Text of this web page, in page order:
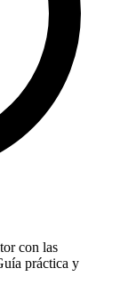
con las
práctica y